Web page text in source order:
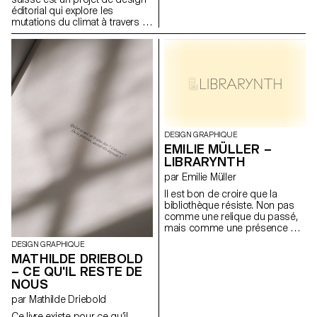
éditorial qui explore les
mutations du climat à travers la
donnée. Construit à partir de
relevés météorologiques
récents, mis en perspective
avec des moyennes historiques
remontant parfois à plus de
150 ans, le livre s’appuie sur
mesure pour InDesign. Ces
outils traduisent des données
scientifiques: températures,
rayonnement UV, unités
Dobson en variations
typographiques et formes
ASCII. Cette approche
expérimentale offre une lecture
alternative de l'information
climatique. Le projet propose
un regard infographique brut et
précis.
outil modulable, elle questionne
en conservant une cohérence
visuelle. Le projet allie
DESIGN GRAPHIQUE
MATHILDE DRIEBOLD
– CE QU'IL RESTE DE
NOUS
par Mathilde Driebold
DESIGN GRAPHIQUE
EMILIE MÜLLER –
LIBRARYNTH
par Emilie Müller
Il est bon de croire que la
bibliothèque résiste. Non pas
comme une relique du passé,
mais comme une présence qui